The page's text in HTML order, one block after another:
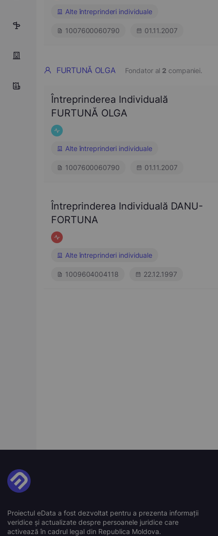
Alte întreprinderi individuale
1007600060790 01.11.2007
FURTUNĂ OLGA Fondator al 2 companiei.
Întreprinderea Individuală
FURTUNĂ OLGA
Alte întreprinderi individuale
1007600060790 01.11.2007
Întreprinderea Individuală DANU-
FORTUNA
Alte întreprinderi individuale
1009604004118 22.12.1997
Proiectul eData a fost dezvoltat pentru a prezenta informații
veridice și actualizate despre persoanele juridice care
activează în cadrul legal din Republica Moldova.